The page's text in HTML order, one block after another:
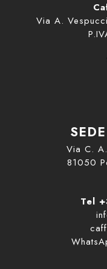
Via A.
Via C.
81050
Tel